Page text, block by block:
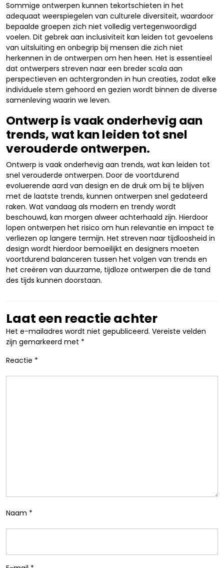
Sommige ontwerpen kunnen tekortschieten in het
adequaat weerspiegelen van culturele diversiteit, waardoor
bepaalde groepen zich niet volledig vertegenwoordigd
voelen. Dit gebrek aan inclusiviteit kan leiden tot gevoelens
van uitsluiting en onbegrip bij mensen die zich niet
herkennen in de ontwerpen om hen heen. Het is essentieel
dat ontwerpers streven naar een breder scala aan
perspectieven en achtergronden in hun creaties, zodat elke
individuele stem gehoord en gezien wordt binnen de diverse
samenleving waarin we leven.
Ontwerp is vaak onderhevig aan
trends, wat kan leiden tot snel
verouderde ontwerpen.
Ontwerp is vaak onderhevig aan trends, wat kan leiden tot
snel verouderde ontwerpen. Door de voortdurend
evoluerende aard van design en de druk om bij te blijven
met de laatste trends, kunnen ontwerpen snel gedateerd
raken. Wat vandaag als modern en trendy wordt
beschouwd, kan morgen alweer achterhaald zijn. Hierdoor
lopen ontwerpen het risico om hun relevantie en impact te
verliezen op langere termijn. Het streven naar tijdloosheid in
design wordt hierdoor bemoeilijkt en designers moeten
voortdurend balanceren tussen het volgen van trends en
het creëren van duurzame, tijdloze ontwerpen die de tand
des tijds kunnen doorstaan.
Laat een reactie achter
Het e-mailadres wordt niet gepubliceerd. Vereiste velden
zijn gemarkeerd met *
Reactie *
Naam *